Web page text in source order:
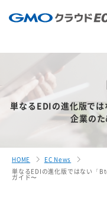
単なるEDIの進化版で
企業の
HOME
EC News
単なるEDIの進化版ではない「
ガイド〜